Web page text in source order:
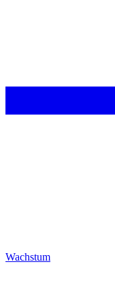
Wachstum